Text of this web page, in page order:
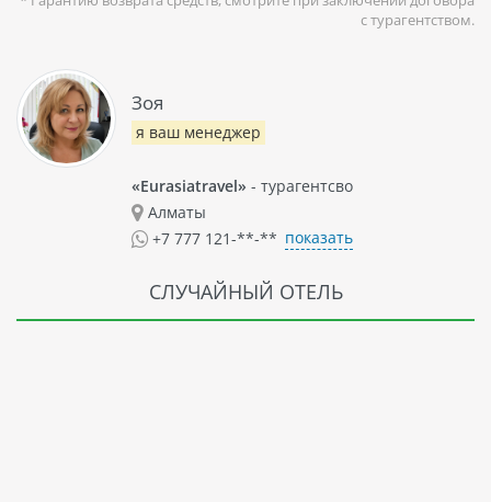
с турагентством.
Зоя
я ваш менеджер
«Eurasiatravel» - турагентсво
Алматы
+7 777 121-**-** показать
СЛУЧАЙНЫЙ ОТЕЛЬ